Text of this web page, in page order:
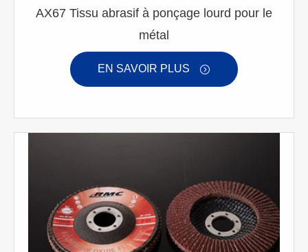
AX67 Tissu abrasif à ponçage lourd pour le
métal
EN SAVOIR PLUS 